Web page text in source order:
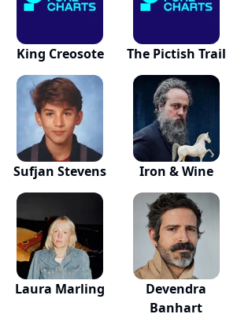
King Creosote The Pictish Trail
Sufjan Stevens Iron & Wine
Laura Marling
Devendra
Banhart